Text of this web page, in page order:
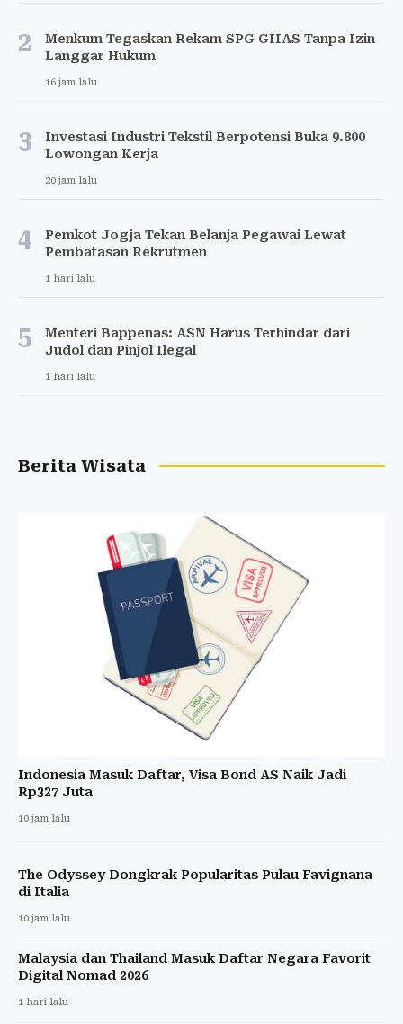
2
Menkum Tegaskan Rekam SPG GIIAS Tanpa Izin
Langgar Hukum
16 jam lalu
3
Investasi Industri Tekstil Berpotensi Buka 9.800
Lowongan Kerja
20 jam lalu
4
Pemkot Jogja Tekan Belanja Pegawai Lewat
Pembatasan Rekrutmen
1 hari lalu
5
Menteri Bappenas: ASN Harus Terhindar dari
Judol dan Pinjol Ilegal
1 hari lalu
Berita Wisata
Indonesia Masuk Daftar, Visa Bond AS Naik Jadi
Rp327 Juta
10 jam lalu
The Odyssey Dongkrak Popularitas Pulau Favignana
di Italia
10 jam lalu
Malaysia dan Thailand Masuk Daftar Negara Favorit
Digital Nomad 2026
1 hari lalu